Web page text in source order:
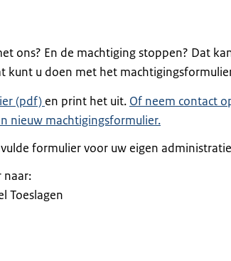
ons? En de machtiging stoppen? Dat
kunt u doen met het
(pdf) en print het uit. Of neem contact
nieuw machtigingsformulier.
formulier voor uw eigen
naar:
Toeslagen